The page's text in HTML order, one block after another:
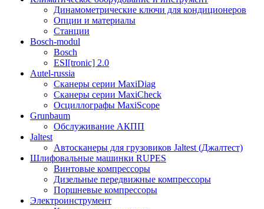
Динамометрические ключи для кондиционеров
Опции и материалы
Станции
Bosch-modul
Bosch
ESI[tronic] 2.0
Autel-russia
Сканеры серии MaxiDiag
Сканеры серии MaxiCheck
Осциллографы MaxiScope
Grunbaum
Обслуживание АКПП
Jaltest
Автосканеры для грузовиков Jaltest (Джалтест)
Шлифовальные машинки RUPES
Винтовые компрессоры
Дизельные передвижные компрессоры
Поршневые компрессоры
Электроинструмент